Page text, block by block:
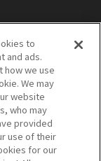
or Share My
メディアポリシー
せ
to
and ads.
how we use
We may
website
who may
provided
use of their
for our